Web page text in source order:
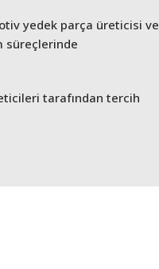
yedek parça üreticisi ve
süreçlerinde
tarafından tercih